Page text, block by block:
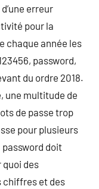
erreur
pour la
chaque année les
password,
du ordre 2018.
une multitude de
de passe trop
pour plusieurs
password doit
quoi des
chiffres et des